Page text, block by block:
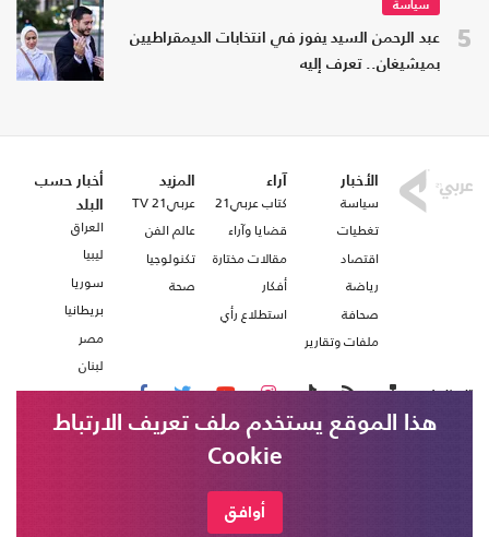
5
سياسة
عبد الرحمن السيد يفوز في انتخابات الديمقراطيين
بميشيغان.. تعرف إليه
الأخبار
سياسة
تغطيات
اقتصاد
رياضة
صحافة
ملفات وتقارير
آراء
كتاب عربي21
قضايا وآراء
مقالات مختارة
أفكار
استطلاع رأي
المزيد
عربي21 TV
عالم الفن
تكنولوجيا
صحة
أخبار حسب
البلد
العراق
ليبيا
سوريا
بريطانيا
مصر
لبنان
تابعنا على
هذا الموقع يستخدم ملف تعريف الارتباط
Cookie
أوافق